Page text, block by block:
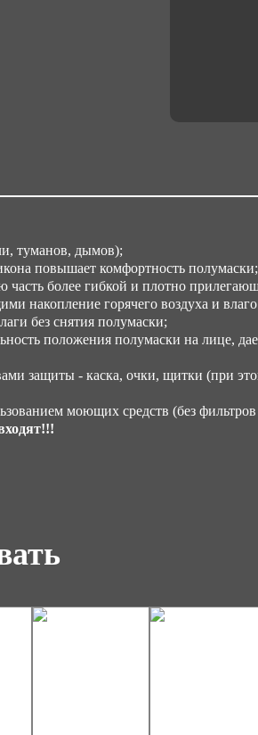
туманов, дымов);
повышает комфортность полумаски;
часть более гибкой и плотно
накопление горячего воздуха и
без снятия полумаски;
положения полумаски на лице,
защиты - каска, очки, щитки (при
моющих средств (без